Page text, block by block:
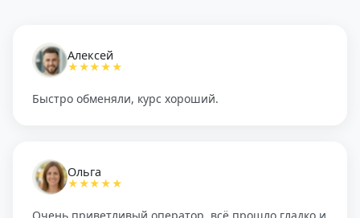
Алексей
★★★★★
Быстро обменяли, курс хороший.
Ольга
★★★★★